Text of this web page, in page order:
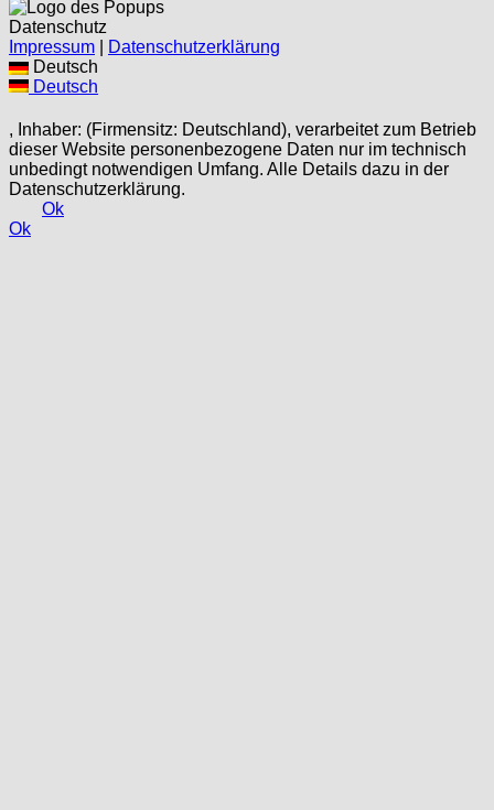
Datenschutz
Impressum
Datenschutzerklärung
Deutsch
Deutsch
, Inhaber: (Firmensitz: Deutschland), verarbeitet zum Betrieb
dieser Website personenbezogene Daten nur im technisch
unbedingt notwendigen Umfang. Alle Details dazu in der
Datenschutzerklärung.
Ok
Ok